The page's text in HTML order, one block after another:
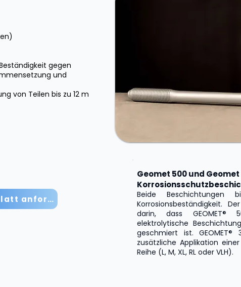
gegen
und
von Teilen bis zu 12 m
Technisches Datenblatt anfordern
Geomet 500 und
Beide Beschichtungen
Korrosionsbeständigkeit.
darin, dass
elektrolytische
geschmiert ist.
zusätzliche Applikation
Reihe (L, M, XL, RL oder VLH).